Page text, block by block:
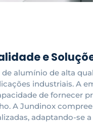
e
alumínio de alta
industriais. A
de fornecer
A Jundinox
adaptando-se